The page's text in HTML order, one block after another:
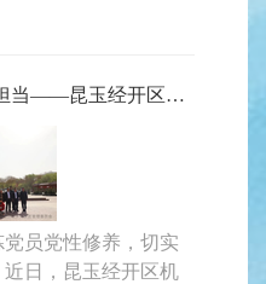
缅怀老兵先烈 砥砺奋进担当——昆玉经开区联合主题党日活动走进47团
员党性修养，切实
日，昆玉经开区机